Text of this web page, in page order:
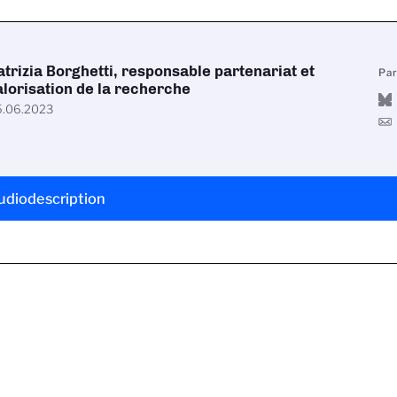
Borghetti, responsable partenariat et
de la recherche